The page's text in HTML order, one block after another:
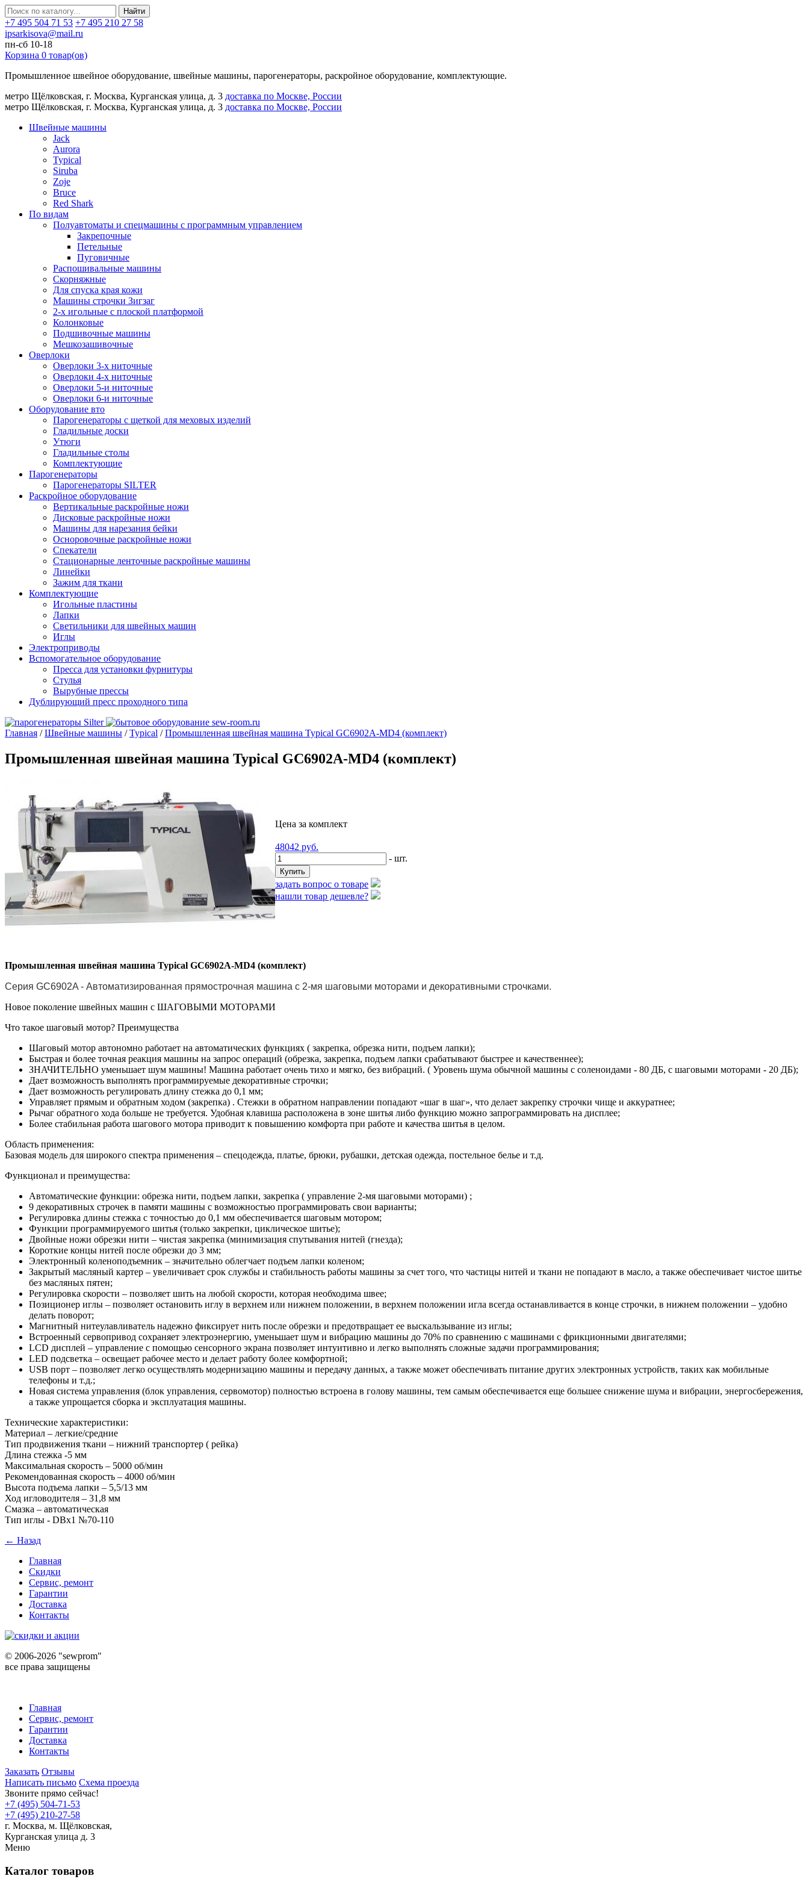
Найти
+7 495 504 71 53 +7 495 210 27 58
ipsarkisova@mail.ru
пн-сб 10-18
Корзина 0 товар(ов)
Промышленное швейное оборудование, швейные машины, парогенераторы, раскройное оборудование, комплектующие.
метро Щёлковская, г. Москва, Курганская улица, д. 3 доставка по Москве, России
метро Щёлковская, г. Москва, Курганская улица, д. 3 доставка по Москве, России
Швейные машины
Jack
Aurora
Typical
Siruba
Zoje
Bruce
Red Shark
По видам
Полуавтоматы и спецмашины с программным управлением
Закрепочные
Петельные
Пуговичные
Распошивальные машины
Скорняжные
Для спуска края кожи
Машины строчки Зигзаг
2-х игольные с плоской платформой
Колонковые
Подшивочные машины
Мешкозашивочные
Оверлоки
Оверлоки 3-х ниточные
Оверлоки 4-х ниточные
Оверлоки 5-и ниточные
Оверлоки 6-и ниточные
Оборудование вто
Парогенераторы с щеткой для меховых изделий
Гладильные доски
Утюги
Гладильные столы
Комплектующие
Парогенераторы
Парогенераторы SILTER
Раскройное оборудование
Вертикальные раскройные ножи
Дисковые раскройные ножи
Машины для нарезания бейки
Осноровочные раскройные ножи
Спекатели
Стационарные ленточные раскройные машины
Линейки
Зажим для ткани
Комплектующие
Игольные пластины
Лапки
Светильники для швейных машин
Иглы
Электроприводы
Вспомогательное оборудование
Пресса для установки фурнитуры
Стулья
Вырубные прессы
Дублирующий пресс проходного типа
Главная /Швейные машины /Typical /Промышленная швейная машина Typical GC6902A-MD4 (комплект)
Промышленная швейная машина Typical GC6902A-MD4 (комплект)
Цена за комплект
48042 руб.
- шт.
задать вопрос о товаре
нашли товар дешевле?
Промышленная швейная машина Typical GC6902A-MD4 (комплект)
Серия GC6902A - Автоматизированная прямострочная машина с 2-мя шаговыми моторами и декоративными строчками.
Новое поколение швейных машин с ШАГОВЫМИ МОТОРАМИ
Что такое шаговый мотор? Преимущества
Шаговый мотор автономно работает на автоматических функциях ( закрепка, обрезка нити, подъем лапки);
Быстрая и более точная реакция машины на запрос операций (обрезка, закрепка, подъем лапки срабатывают быстрее и качественнее);
ЗНАЧИТЕЛЬНО уменьшает шум машины! Машина работает очень тихо и мягко, без вибраций. ( Уровень шума обычной машины с соленоидами - 80 ДБ, с шаговыми моторами - 20 ДБ);
Дает возможность выполнять программируемые декоративные строчки;
Дает возможность регулировать длину стежка до 0,1 мм;
Управляет прямым и обратным ходом (закрепка) . Стежки в обратном направлении попадают «шаг в шаг», что делает закрепку строчки чище и аккуратнее;
Рычаг обратного хода больше не требуется. Удобная клавиша расположена в зоне шитья либо функцию можно запрограммировать на дисплее;
Более стабильная работа шагового мотора приводит к повышению комфорта при работе и качества шитья в целом.
Область применения:
Базовая модель для широкого спектра применения – спецодежда, платье, брюки, рубашки, детская одежда, постельное белье и т.д.
Функционал и преимущества:
Автоматические функции: обрезка нити, подъем лапки, закрепка ( управление 2-мя шаговыми моторами) ;
9 декоративных строчек в памяти машины с возможностью программировать свои варианты;
Регулировка длины стежка с точностью до 0,1 мм обеспечивается шаговым мотором;
Функции программируемого шитья (только закрепки, циклическое шитье);
Двойные ножи обрезки нити – чистая закрепка (минимизация спутывания нитей (гнезда);
Короткие концы нитей после обрезки до 3 мм;
Электронный коленоподъемник – значительно облегчает подъем лапки коленом;
Закрытый масляный картер – увеличивает срок службы и стабильность работы машины за счет того, что частицы нитей и ткани не попадают в масло, а также обеспечивает чистое шитье
без масляных пятен;
Регулировка скорости – позволяет шить на любой скорости, которая необходима швее;
Позиционер иглы – позволяет остановить иглу в верхнем или нижнем положении, в верхнем положении игла всегда останавливается в конце строчки, в нижнем положении – удобно
делать поворот;
Магнитный нитеулавливатель надежно фиксирует нить после обрезки и предотвращает ее выскальзывание из иглы;
Встроенный сервопривод сохраняет электроэнергию, уменьшает шум и вибрацию машины до 70% по сравнению с машинами с фрикционными двигателями;
LCD дисплей – управление с помощью сенсорного экрана позволяет интуитивно и легко выполнять сложные задачи программирования;
LED подсветка – освещает рабочее место и делает работу более комфортной;
USB порт – позволяет легко осуществлять модернизацию машины и передачу данных, а также может обеспечивать питание других электронных устройств, таких как мобильные
телефоны и т.д.;
Новая система управления (блок управления, сервомотор) полностью встроена в голову машины, тем самым обеспечивается еще большее снижение шума и вибрации, энергосбережения,
а также упрощается сборка и эксплуатация машины.
Технические характеристики:
Материал – легкие/средние
Тип продвижения ткани – нижний транспортер ( рейка)
Длина стежка -5 мм
Максимальная скорость – 5000 об/мин
Рекомендованная скорость – 4000 об/мин
Высота подъема лапки – 5,5/13 мм
Ход игловодителя – 31,8 мм
Смазка – автоматическая
Тип иглы - DBx1 №70-110
← Назад
Главная
Скидки
Сервис, ремонт
Гарантии
Доставка
Контакты
© 2006-2026 "sewprom"
все права защищены
Главная
Сервис, ремонт
Гарантии
Доставка
Контакты
Заказать Отзывы
Написать письмо Схема проезда
Звоните прямо сейчас!
+7 (495) 504-71-53
+7 (495) 210-27-58
г. Москва, м. Щёлковская,
Курганская улица д. 3
Меню
Каталог товаров